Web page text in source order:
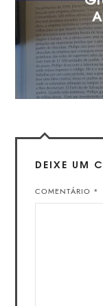
DEIXE UM
COMENTÁRIO *